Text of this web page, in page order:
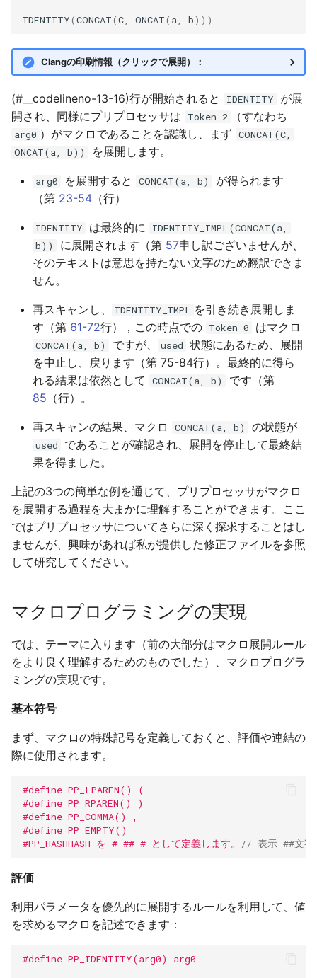
IDENTITY(CONCAT(C ONCAT( a b)))
Clangの印刷情報（クリックで展開）：
(#__codelineno-13-16)行が開始されると IDENTITY
が展
開され、同様にプリプロセッサは
Token 2 （すなわち
arg0 ）がマクロであることを認識し、まず CONCAT(C,
ONCAT(a, b))
を展開します。
arg0 を展開すると CONCAT(a, b)
が得られます
（第 23-54 （行）
IDENTITY は最終的に
IDENTITY_IMPL(CONCAT(a,
b))
に展開されます（第 57申し訳ございませんが、
そのテキストは意思を持たない文字のため翻訳できま
せん。
再スキャンし、 IDENTITY_IMPL を引き続き展開しま
す（第 61-72行），この時点での Token 0 はマクロ
CONCAT(a, b) ですが、 used 状態にあるため、展開
を中止し、戻ります（第 75-84行）。最終的に得ら
れる結果は依然として
CONCAT(a, b)
です（第
85 （行）。
再スキャンの結果、マクロ CONCAT(a, b) の状態が
used
であることが確認され、展開を停止して最終結
果を得ました。
上記の3つの簡単な例を通じて、プリプロセッサがマクロ
を展開する過程を大まかに理解することができます。ここ
ではプリプロセッサについてさらに深く探求することはし
ませんが、興味があれば私が提供した修正ファイルを参照
して研究してください。
マクロプログラミングの実現
では、テーマに入ります（前の大部分はマクロ展開ルール
をより良く理解するためのものでした）、マクロプログラ
ミングの実現です。
基本符号
まず、マクロの特殊記号を定義しておくと、評価や連結の
際に使用されます。
#define PP_LPAREN() (
#define PP_RPAREN() )
#define PP_COMMA() ,
#define PP_EMPTY()
#PP_HASHHASH を # ## # として定義します。
// 表示 ##文字
評価
利用パラメータを優先的に展開するルールを利用して、値
を求めるマクロを記述できます：
#define PP_IDENTITY(arg0) arg0